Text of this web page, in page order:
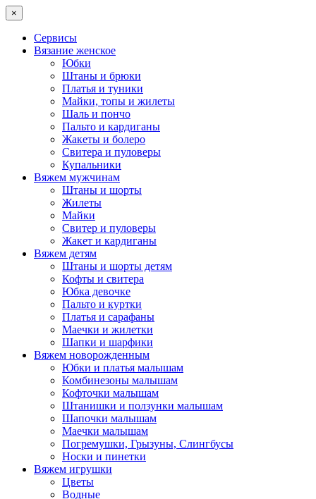
×
Сервисы
Вязание женское
Юбки
Штаны и брюки
Платья и туники
Майки, топы и жилеты
Шаль и пончо
Пальто и кардиганы
Жакеты и болеро
Свитера и пуловеры
Купальники
Вяжем мужчинам
Штаны и шорты
Жилеты
Майки
Свитер и пуловеры
Жакет и кардиганы
Вяжем детям
Штаны и шорты детям
Кофты и свитера
Юбка девочке
Пальто и куртки
Платья и сарафаны
Маечки и жилетки
Шапки и шарфики
Вяжем новорожденным
Юбки и платья малышам
Комбинезоны малышам
Кофточки малышам
Штанишки и ползунки малышам
Шапочки малышам
Маечки малышам
Погремушки, Грызуны, Слингбусы
Носки и пинетки
Вяжем игрушки
Цветы
Водные